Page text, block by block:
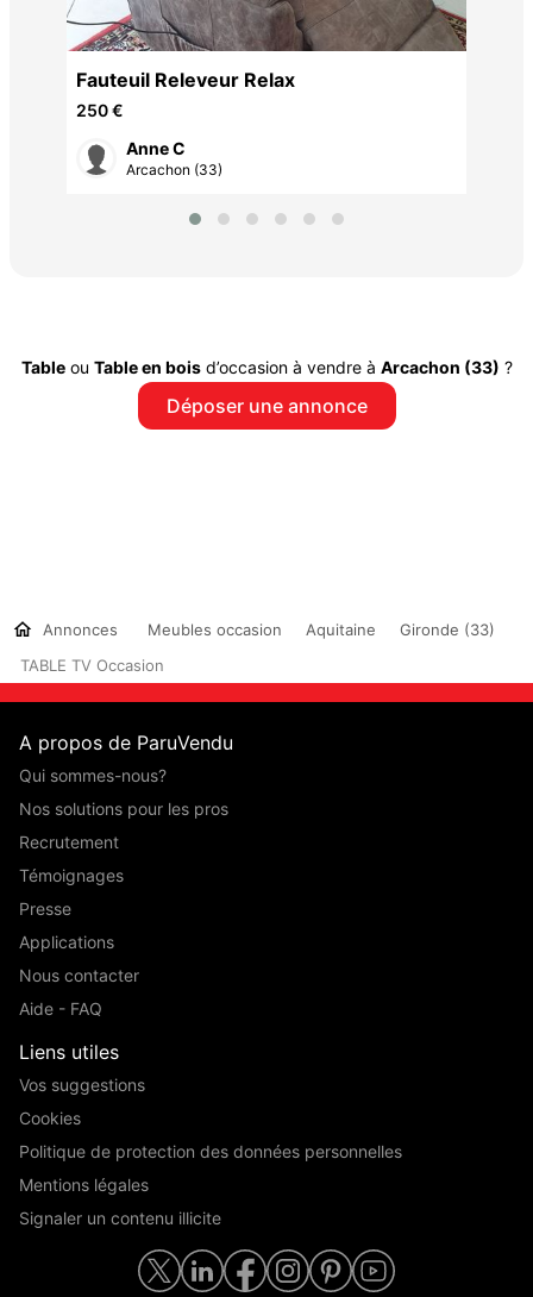
Fauteuil Releveur Relax
250 €
Anne C
Arcachon (33)
Tableou Table en boisd’occasion à vendre à Arcachon (33) ?
Déposer une annonce
Annonces Meubles occasion Aquitaine
Gironde (33)
TABLE TV Occasion
A propos de ParuVendu
Qui sommes-nous?
Nos solutions pour les pros
Recrutement
Témoignages
Presse
Applications
Nous contacter
Aide - FAQ
Liens utiles
Vos suggestions
Cookies
Politique de protection des données personnelles
Mentions légales
Signaler un contenu illicite